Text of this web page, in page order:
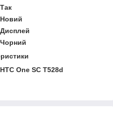
Так
Новий
Дисплей
Чорний
HTC One SC T528d